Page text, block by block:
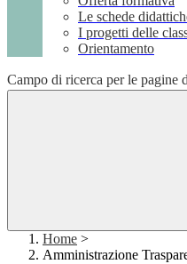
Le schede
I progetti delle
Orientamento
Campo di ricerca per le pagine
Home >
Amministrazione